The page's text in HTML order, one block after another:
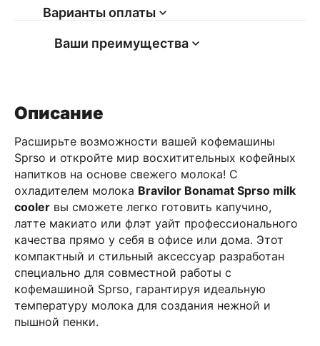
Варианты оплаты
Ваши преимущества
Описание
Расширьте возможности вашей кофемашины
Sprso и откройте мир восхитительных кофейных
напитков на основе свежего молока! С
охладителем молока Bravilor Bonamat Sprso milk
cooler вы сможете легко готовить капучино,
латте макиато или флэт уайт профессионального
качества прямо у себя в офисе или дома. Этот
компактный и стильный аксессуар разработан
специально для совместной работы с
кофемашиной Sprso, гарантируя идеальную
температуру молока для создания нежной и
пышной пенки.